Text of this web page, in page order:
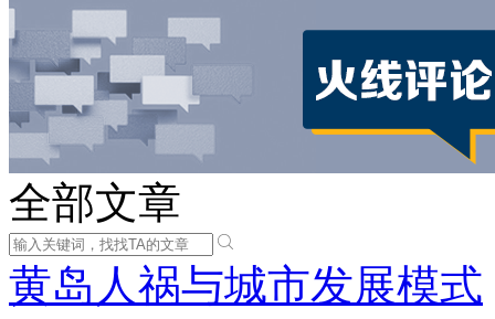
全部文章
黄岛人祸与城市发展模式